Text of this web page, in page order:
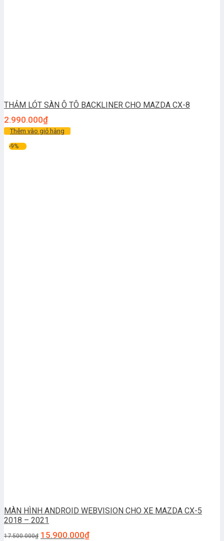
THẢM LÓT SÀN Ô TÔ BACKLINER CHO MAZDA CX-8
2.990.000₫
Thêm vào giỏ hàng
-9%
MÀN HÌNH ANDROID WEBVISION CHO XE MAZDA CX-5
2018 – 2021
17.500.000₫ 15.900.000₫